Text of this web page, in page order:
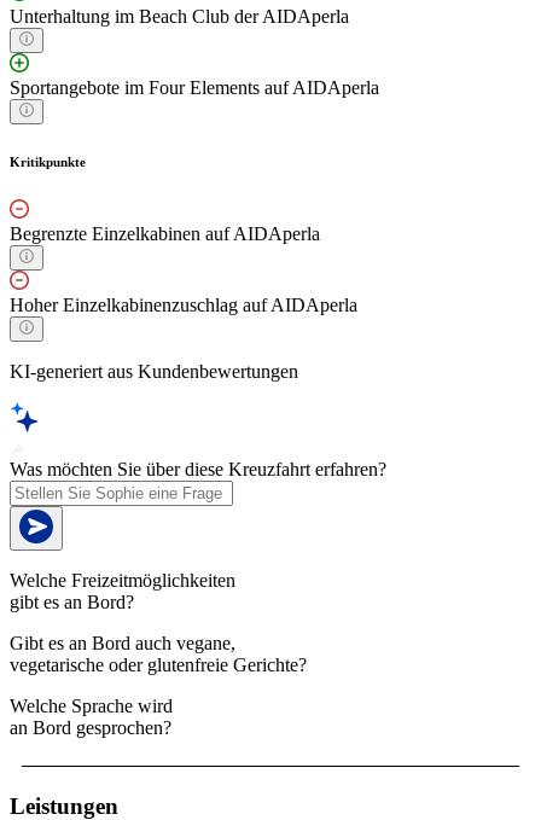
Unterhaltung im Beach Club der AIDAperla
Sportangebote im Four Elements auf AIDAperla
Kritikpunkte
Begrenzte Einzelkabinen auf AIDAperla
Hoher Einzelkabinenzuschlag auf AIDAperla
KI-generiert aus Kundenbewertungen
Was möchten Sie über diese Kreuzfahrt erfahren?
Welche Freizeitmöglichkeiten
gibt es an Bord?
Gibt es an Bord auch vegane,
vegetarische oder glutenfreie Gerichte?
Welche Sprache wird
an Bord gesprochen?
Leistungen